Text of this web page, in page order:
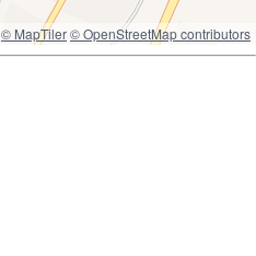
© MapTiler© OpenStreetMap contributors